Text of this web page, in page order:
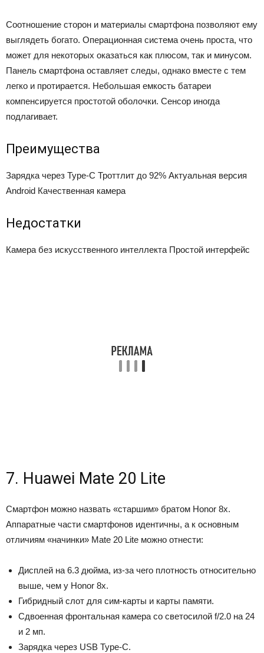
Соотношение сторон и материалы смартфона позволяют ему
выглядеть богато. Операционная система очень проста, что
может для некоторых оказаться как плюсом, так и минусом.
Панель смартфона оставляет следы, однако вместе с тем
легко и протирается. Небольшая емкость батареи
компенсируется простотой оболочки. Сенсор иногда
подлагивает.
Преимущества
Зарядка через Type-C Троттлит до 92% Актуальная версия
Android Качественная камера
Недостатки
Камера без искусственного интеллекта Простой интерфейс
7. Huawei Mate 20 Lite
Смартфон можно назвать «старшим» братом Honor 8x.
Аппаратные части смартфонов идентичны, а к основным
отличиям «начинки» Mate 20 Lite можно отнести:
Дисплей на 6.3 дюйма, из-за чего плотность относительно
выше, чем у Honor 8x.
Гибридный слот для сим-карты и карты памяти.
Сдвоенная фронтальная камера со светосилой f/2.0 на 24
и 2 мп.
Зарядка через USB Type-C.